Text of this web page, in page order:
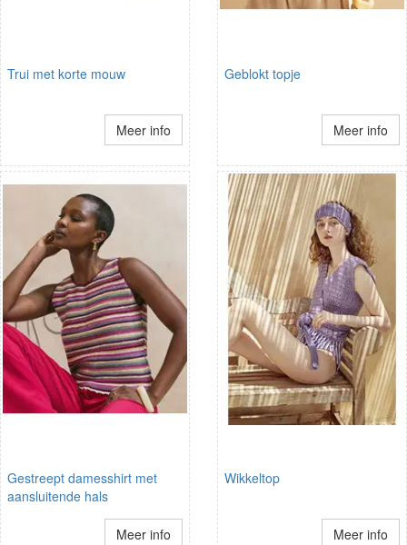
Trui met korte mouw
Meer info
Geblokt topje
Meer info
Gestreept damesshirt met
aansluitende hals
Meer info
Wikkeltop
Meer info